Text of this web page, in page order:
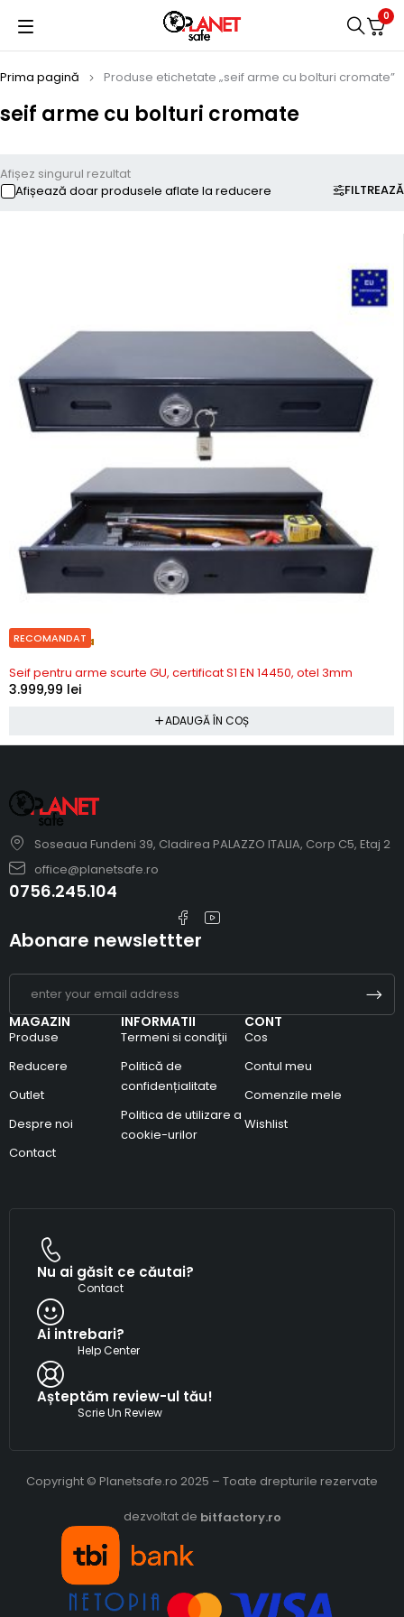
0
seif arme cu bolturi cromate
Prima pagină Produse etichetate „seif arme cu bolturi cromate”
FILTREAZĂ
Afișez singurul rezultat
Afișează doar produsele aflate la reducere
RECOMANDAT
Precomanda
Seif pentru arme scurte GU, certificat S1 EN 14450, otel 3mm
3.999,99 lei
ADAUGĂ ÎN COȘ
Soseaua Fundeni 39, Cladirea PALAZZO ITALIA, Corp C5, Etaj 2
office@planetsafe.ro
0756.245.104
MAGAZIN
Produse
Reducere
Outlet
Despre noi
Contact
INFORMATII
Termeni si condiţii
Politică de
confidențialitate
Politica de utilizare a
cookie-urilor
CONT
Cos
Contul meu
Comenzile mele
Wishlist
Abonare newslettter
Nu ai găsit ce căutai?
Contact
Ai intrebari?
Help Center
Așteptăm review-ul tău!
Scrie Un Review
Copyright © Planetsafe.ro 2025 – Toate drepturile rezervate
dezvoltat de bitfactory.ro